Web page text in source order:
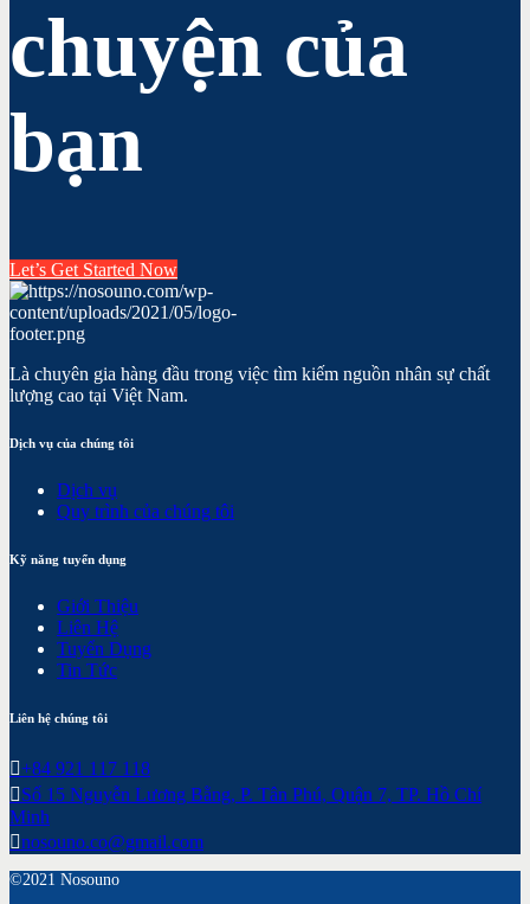
chuyện của
bạn
Let’s Get Started Now
Là chuyên gia hàng đầu trong việc tìm kiếm nguồn nhân sự chất
lượng cao tại Việt Nam.
Dịch vụ của chúng tôi
Dịch vụ
Quy trình của chúng tôi
Kỹ năng tuyển dụng
Giới Thiệu
Liên Hệ
Tuyển Dụng
Tin Tức
Liên hệ chúng tôi
+84 921 117 118
Số 15 Nguyễn Lương Bằng, P. Tân Phú, Quận 7, TP. Hồ Chí
Minh
nosouno.co@gmail.com
©2021 Nosouno